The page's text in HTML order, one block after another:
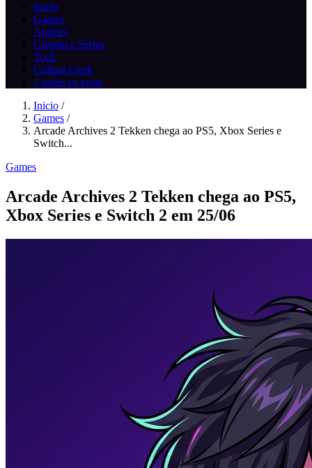
Inicio
Games
Animes
Cinema e Series
Tech
Cultura Geek
// todos os posts
Inicio /
Games /
Arcade Archives 2 Tekken chega ao PS5, Xbox Series e
Switch...
Games
Arcade Archives 2 Tekken chega ao PS5,
Xbox Series e Switch 2 em 25/06